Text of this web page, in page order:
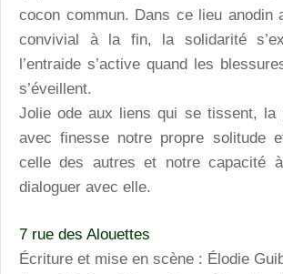
cocon commun. Dans ce lieu anodin
convivial à la fin, la solidarité
l’entraide s’active quand les
s’éveillent.
Jolie ode aux liens qui se tissent, la
avec finesse notre propre solitude
celle des autres et notre capacité
dialoguer avec elle.
7 rue des Alouettes
Écriture et mise en scène : Élodie